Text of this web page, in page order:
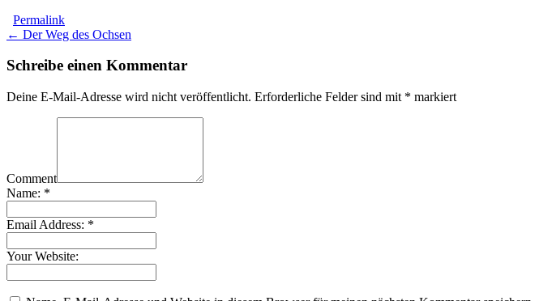
Permalink
Post
navigation
← Der Weg des Ochsen
Schreibe einen Kommentar
Deine E-Mail-Adresse wird nicht veröffentlicht. Erforderliche Felder sind mit * markiert
Comment
Name: *
Email Address: *
Your Website: